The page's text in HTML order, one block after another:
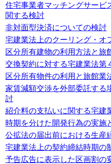
住宅事業者マッチングサービ
関する検討
非対面型決済についての検討
宅建業法上のクーリング・オ
区分所有建物の利用方法と旅
交換契約に対する宅建業法第
区分所有物件の利用と旅館業
家賃減額交渉を外部委託する
討
紹介料の支払いに関する宅建
時期を分けた開発行為の実施
公拡法の届出前における生産
宅建業法上の契約締結時期の
予告広告に表示した区画割の